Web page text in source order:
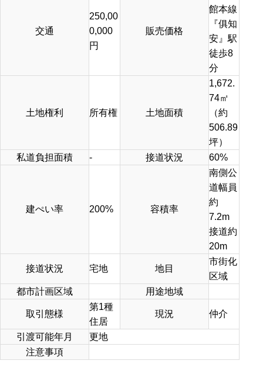
交通
250,00
0,000
円
販売価格
館本線
『俱知
安』駅
徒歩8
分
土地権利 所有権 土地面積
1,672.
74㎡
（約
506.89
坪）
私道負担面積
- 接道状況 60%
建ぺい率 200% 容積率
南側公
道幅員
約
7.2m
接道約
20m
接道状況 宅地 地目
市街化
区域
都市計画区域
用途地域
取引態様
第1種
住居
現況 仲介
引渡可能年月
更地
注意事項